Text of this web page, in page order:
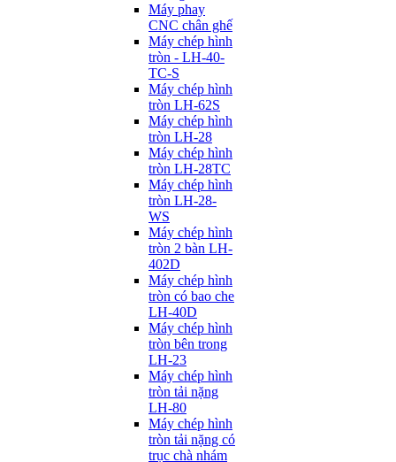
Máy phay
CNC chân ghế
Máy chép hình
tròn - LH-40-
TC-S
Máy chép hình
tròn LH-62S
Máy chép hình
tròn LH-28
Máy chép hình
tròn LH-28TC
Máy chép hình
tròn LH-28-
WS
Máy chép hình
tròn 2 bàn LH-
402D
Máy chép hình
tròn có bao che
LH-40D
Máy chép hình
tròn bên trong
LH-23
Máy chép hình
tròn tải nặng
LH-80
Máy chép hình
tròn tải nặng có
trục chà nhám